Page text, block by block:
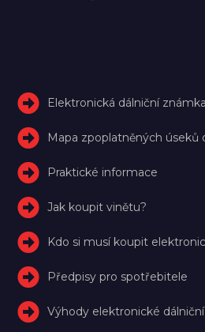
Elektronická dálniční známka
Mapa zpoplatněných úseků
Praktické informace
Jak koupit vinětu?
Kdo si musí koupit
Předpisy pro spotřebitele
Výhody elektronické